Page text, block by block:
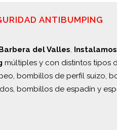
ANTIBUMPING
del Valles.
múltiples y con distintos tipos
bombillos de perfil suizo,
bombillos de espadín y